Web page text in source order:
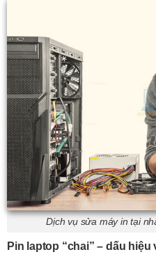
Dịch vụ sửa máy in tại
Pin laptop “chai” – dấu